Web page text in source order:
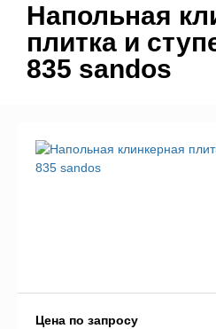
Напольная
плитка и
835 sandos
Цена по запросу